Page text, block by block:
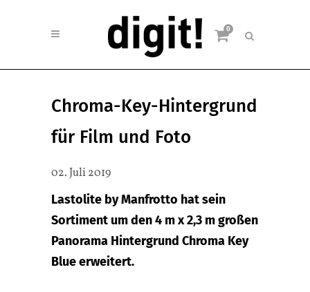
0
Chroma-Key-Hintergrund
für Film und Foto
02. Juli 2019
Lastolite by Manfrotto hat sein
Sortiment um den 4 m x 2,3 m großen
Panorama Hintergrund Chroma Key
Blue erweitert.